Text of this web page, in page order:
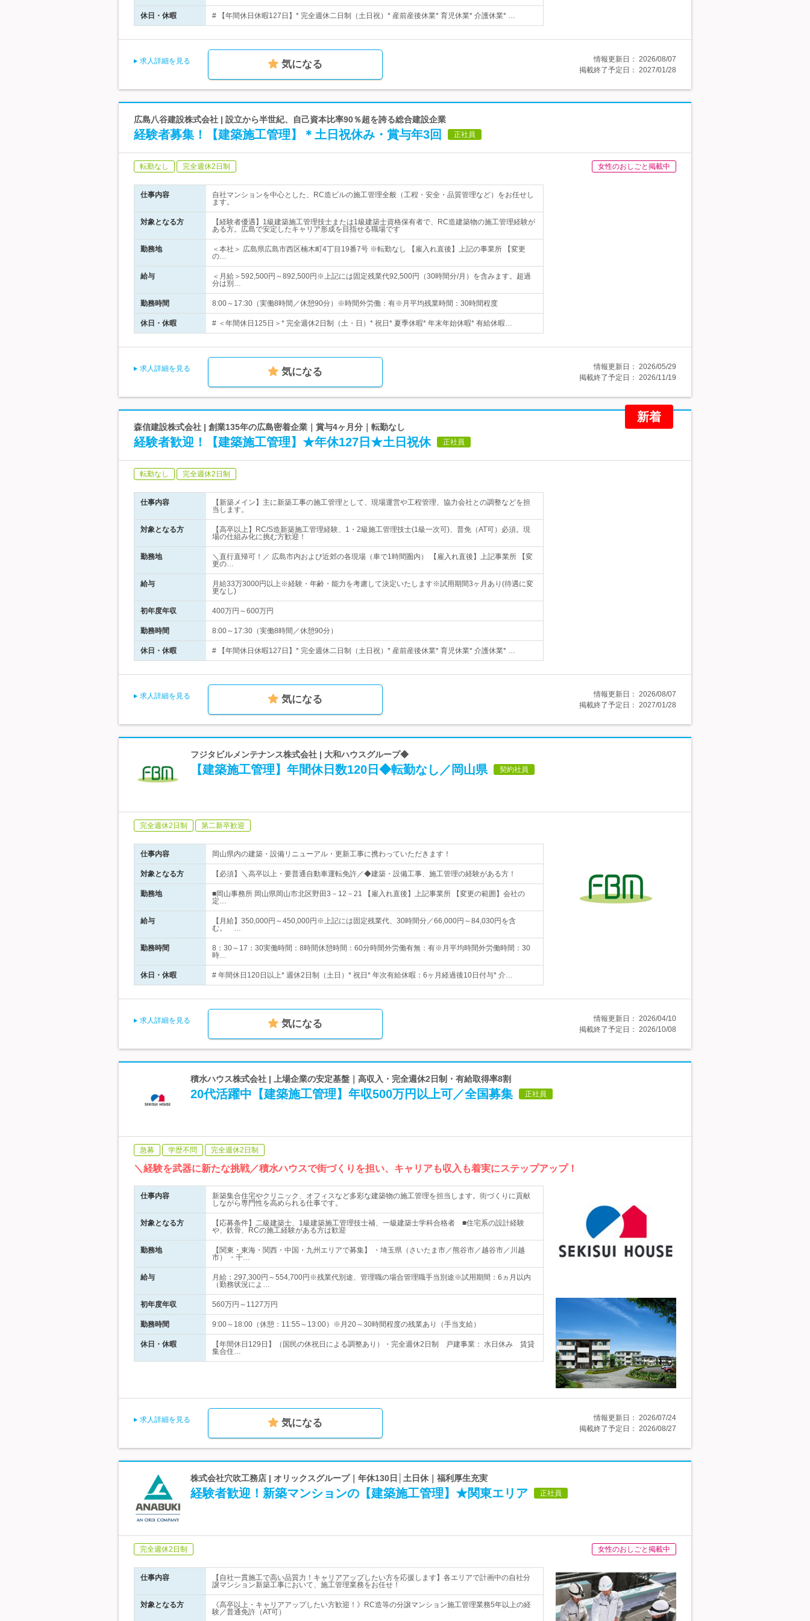
休日・休暇 # 【年間休日休暇127日】* 完全週休二日制（土日祝）* 産前産後休業* 育児休業* 介護休業* …
求人詳細を見る 気になる 情報更新日： 2026/08/07
掲載終了予定日： 2027/01/28
広島八谷建設株式会社 | 設立から半世紀、自己資本比率90％超を誇る総合建設企業
経験者募集！【建築施工管理】＊土日祝休み・賞与年3回 正社員
転勤なし 完全週休2日制 女性のおしごと掲載中
仕事内容
自社マンションを中心とした、RC造ビルの施工管理全般（工程・安全・品質管理など）をお任せし
ます。
対象となる方
【経験者優遇】1級建築施工管理技士または1級建築士資格保有者で、RC造建築物の施工管理経験が
ある方。広島で安定したキャリア形成を目指せる職場です
勤務地
＜本社＞ 広島県広島市西区楠木町4丁目19番7号 ※転勤なし 【雇入れ直後】上記の事業所 【変更
の…
給与
＜月給＞592,500円～892,500円※上記には固定残業代92,500円（30時間分/月）を含みます。超過
分は別…
勤務時間 8:00～17:30（実働8時間／休憩90分）※時間外労働：有※月平均残業時間：30時間程度
休日・休暇 # ＜年間休日125日＞* 完全週休2日制（土・日）* 祝日* 夏季休暇* 年末年始休暇* 有給休暇…
求人詳細を見る 気になる 情報更新日： 2026/05/29
掲載終了予定日： 2026/11/19
新着
森信建設株式会社 | 創業135年の広島密着企業｜賞与4ヶ月分｜転勤なし
経験者歓迎！【建築施工管理】★年休127日★土日祝休 正社員
転勤なし 完全週休2日制
仕事内容
【新築メイン】主に新築工事の施工管理として、現場運営や工程管理、協力会社との調整などを担
当します。
対象となる方
【高卒以上】RC/S造新築施工管理経験、1・2級施工管理技士(1級一次可)、普免（AT可）必須。現
場の仕組み化に挑む方歓迎！
勤務地
＼直行直帰可！／ 広島市内および近郊の各現場（車で1時間圏内） 【雇入れ直後】上記事業所 【変
更の…
給与
月給33万3000円以上※経験・年齢・能力を考慮して決定いたします※試用期間3ヶ月あり(待遇に変
更なし)
初年度年収 400万円～600万円
勤務時間 8:00～17:30（実働8時間／休憩90分）
休日・休暇 # 【年間休日休暇127日】* 完全週休二日制（土日祝）* 産前産後休業* 育児休業* 介護休業* …
求人詳細を見る 気になる 情報更新日： 2026/08/07
掲載終了予定日： 2027/01/28
フジタビルメンテナンス株式会社 | 大和ハウスグループ◆
【建築施工管理】年間休日数120日◆転勤なし／岡山県 契約社員
完全週休2日制 第二新卒歓迎
仕事内容 岡山県内の建築・設備リニューアル・更新工事に携わっていただきます！
対象となる方 【必須】＼高卒以上・要普通自動車運転免許／◆建築・設備工事、施工管理の経験がある方！
勤務地
■岡山事務所 岡山県岡山市北区野田3－12－21 【雇入れ直後】上記事業所 【変更の範囲】会社の
定…
給与
【月給】350,000円～450,000円※上記には固定残業代、30時間分／66,000円～84,030円を含
む。 …
勤務時間
8：30～17：30実働時間：8時間休憩時間：60分時間外労働有無：有※月平均時間外労働時間：30
時…
休日・休暇 # 年間休日120日以上* 週休2日制（土日）* 祝日* 年次有給休暇：6ヶ月経過後10日付与* 介…
求人詳細を見る 気になる 情報更新日： 2026/04/10
掲載終了予定日： 2026/10/08
積水ハウス株式会社 | 上場企業の安定基盤｜高収入・完全週休2日制・有給取得率8割
20代活躍中【建築施工管理】年収500万円以上可／全国募集 正社員
急募 学歴不問 完全週休2日制
＼経験を武器に新たな挑戦／積水ハウスで街づくりを担い、キャリアも収入も着実にステップアップ！
仕事内容
新築集合住宅やクリニック、オフィスなど多彩な建築物の施工管理を担当します。街づくりに貢献
しながら専門性を高められる仕事です。
対象となる方
【応募条件】二級建築士、1級建築施工管理技士補、一級建築士学科合格者 ■住宅系の設計経験
や、鉄骨、RCの施工経験がある方は歓迎
勤務地
【関東・東海・関西・中国・九州エリアで募集】 ・埼玉県（さいたま市／熊谷市／越谷市／川越
市） ・千…
給与
月給：297,300円～554,700円※残業代別途、管理職の場合管理職手当別途※試用期間：6ヵ月以内
（勤務状況によ…
初年度年収 560万円～1127万円
勤務時間 9:00～18:00（休憩：11:55～13:00）※月20～30時間程度の残業あり（手当支給）
休日・休暇
【年間休日129日】（国民の休祝日による調整あり）・完全週休2日制 戸建事業： 水日休み 賃貸
集合住…
求人詳細を見る 気になる 情報更新日： 2026/07/24
掲載終了予定日： 2026/08/27
株式会社穴吹工務店 | オリックスグループ｜年休130日│土日休｜福利厚生充実
経験者歓迎！新築マンションの【建築施工管理】★関東エリア 正社員
完全週休2日制 女性のおしごと掲載中
仕事内容
【自社一貫施工で高い品質力！キャリアアップしたい方を応援します】各エリアで計画中の自社分
譲マンション新築工事において、施工管理業務をお任せ！
対象となる方
《高卒以上・キャリアアップしたい方歓迎！》RC造等の分譲マンション施工管理業務5年以上の経
験／普通免許（AT可）